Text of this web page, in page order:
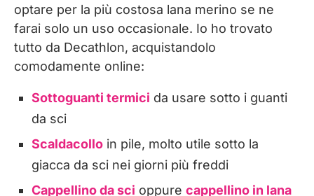
optare per la più costosa lana merino se ne
farai solo un uso occasionale. Io ho trovato
tutto da Decathlon, acquistandolo
comodamente online:
Sottoguanti termici da usare sotto i guanti
da sci
Scaldacollo in pile, molto utile sotto la
giacca da sci nei giorni più freddi
Cappellino da sci oppure cappellino in lana